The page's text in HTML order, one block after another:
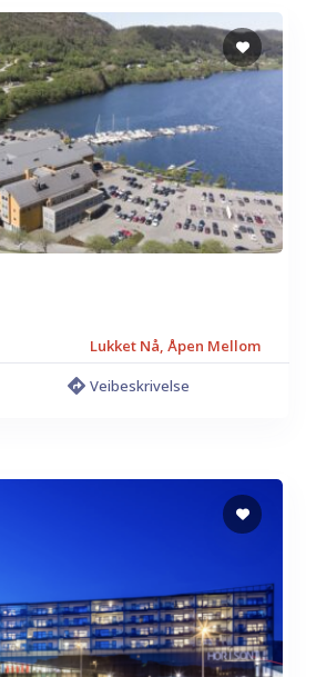
Lukket Nå, Åpen Mellom
Veibeskrivelse